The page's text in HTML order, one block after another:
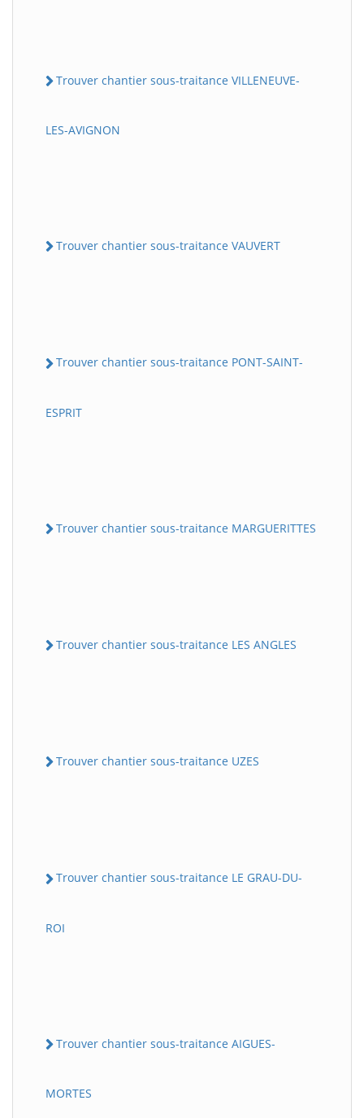
Trouver chantier sous-traitance VILLENEUVE-
LES-AVIGNON
Trouver chantier sous-traitance VAUVERT
Trouver chantier sous-traitance PONT-SAINT-
ESPRIT
Trouver chantier sous-traitance MARGUERITTES
Trouver chantier sous-traitance LES ANGLES
Trouver chantier sous-traitance UZES
Trouver chantier sous-traitance LE GRAU-DU-
ROI
Trouver chantier sous-traitance AIGUES-
MORTES